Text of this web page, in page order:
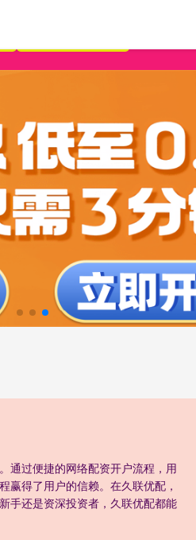
通过便捷的网络配资开户流程，用
赢得了用户的信赖。在久联优配，
手还是资深投资者，久联优配都能